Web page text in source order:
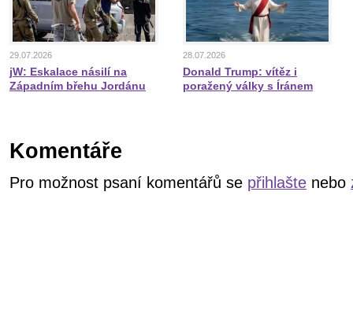
29.07.2026
jW: Eskalace násilí na
Západním břehu Jordánu
28.07.2026
Donald Trump: vítěz i
poražený války s Íránem
Komentáře
Pro možnost psaní komentářů se přihlašte nebo